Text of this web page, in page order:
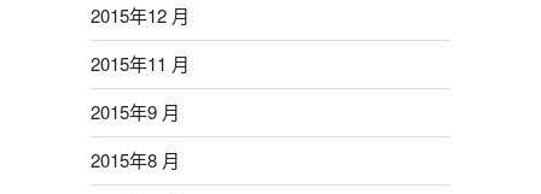
2015年12 月
2015年11 月
2015年9 月
2015年8 月